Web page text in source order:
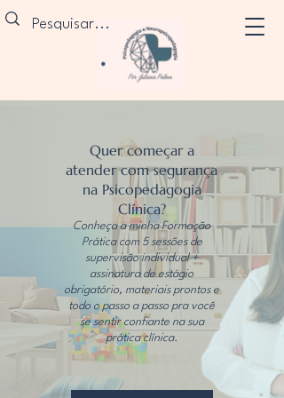
Quer começar a
atender com segurança
na Psicopedagogia
Clínica?
Conheça a minha Formação
Prática com 5 sessões de
supervisão individual +
assinatura de estágio
obrigatório, materiais prontos e
todo o passo a passo pra você
se sentir confiante na sua
prática clínica.